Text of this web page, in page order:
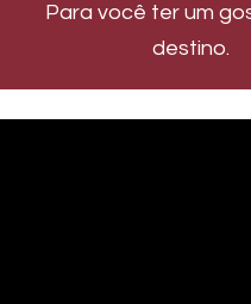
Para você ter um
destino.